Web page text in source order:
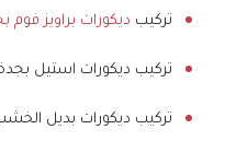
تركيب ديكورات براويز فوم
تركيب ديكورات استيل
تركيب ديكورات بديل